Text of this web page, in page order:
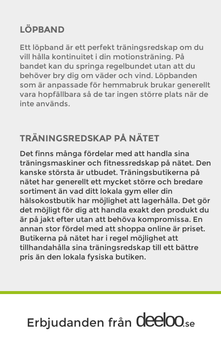
LÖPBAND
Ett löpband är ett perfekt träningsredskap om du
vill hålla kontinuitet i din motionsträning. På
bandet kan du springa regelbundet utan att du
behöver bry dig om väder och vind. Löpbanden
som är anpassade för hemmabruk brukar generellt
vara hopfällbara så de tar ingen större plats när de
inte används.
TRÄNINGSREDSKAP PÅ NÄTET
Det finns många fördelar med att handla sina
träningsmaskiner och fitnessredskap på nätet. Den
kanske största är utbudet. Träningsbutikerna på
nätet har generellt ett mycket större och bredare
sortiment än vad ditt lokala gym eller din
hälsokostbutik har möjlighet att lagerhålla. Det gör
det möjligt för dig att handla exakt den produkt du
är på jakt efter utan att behöva kompromissa. En
annan stor fördel med att shoppa online är priset.
Butikerna på nätet har i regel möjlighet att
tillhandahålla sina träningsredskap till ett bättre
pris än den lokala fysiska butiken.
Erbjudanden från deeloo.se